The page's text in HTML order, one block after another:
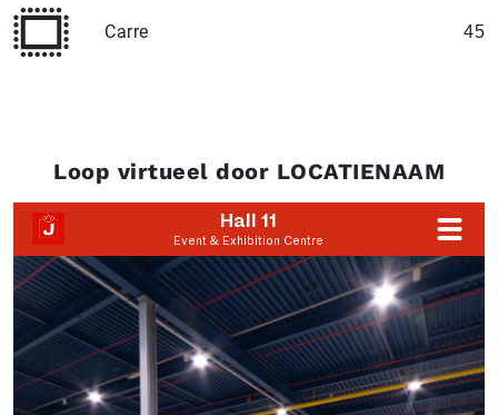
Carre 45
Loop virtueel door LOCATIENAAM